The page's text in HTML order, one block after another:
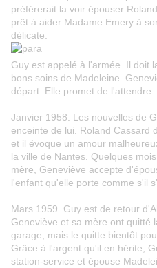
préférerait la voir épouser
prêt à aider Madame Emery à
délicate.
Guy est appelé à l'armée. Il doit
bons soins de Madeleine.
départ. Elle promet de l'attendre.
Janvier 1958. Les nouvelles de
enceinte de lui. Roland Cassard
et il évoque un amour
la ville de Nantes. Quelques
mère, Geneviève accepte
l'enfant qu'elle porte comme s'il
Mars 1959. Guy est de retour
Geneviève et sa mère ont quitté
garage, mais le quitte bientôt
Grâce à l'argent qu'il en hérite,
station-service et épouse